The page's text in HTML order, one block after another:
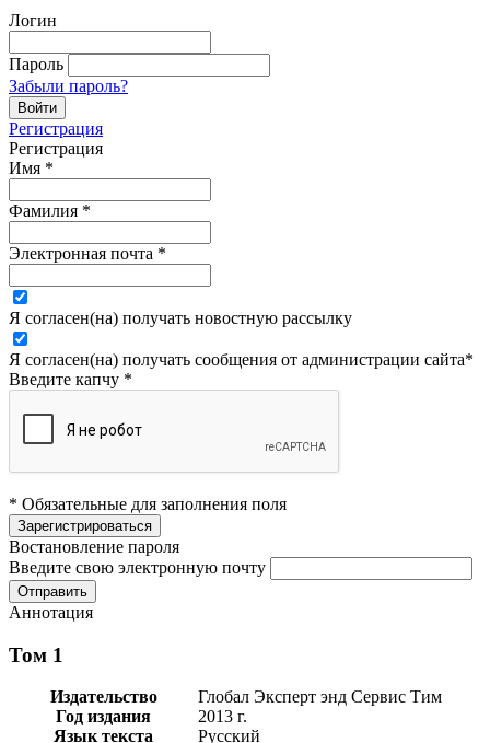
Логин
Пароль
Забыли пароль?
Регистрация
Регистрация
Имя *
Фамилия *
Электронная почта *
Я согласен(на) получать новостную рассылку
Я согласен(на) получать сообщения от администрации сайта*
Введите капчу *
* Обязательные для заполнения поля
Востановление пароля
Введите свою электронную почту
Аннотация
Том 1
Издательство
Глобал Эксперт энд Сервис Тим
Год издания
2013 г.
Язык текста
Русский